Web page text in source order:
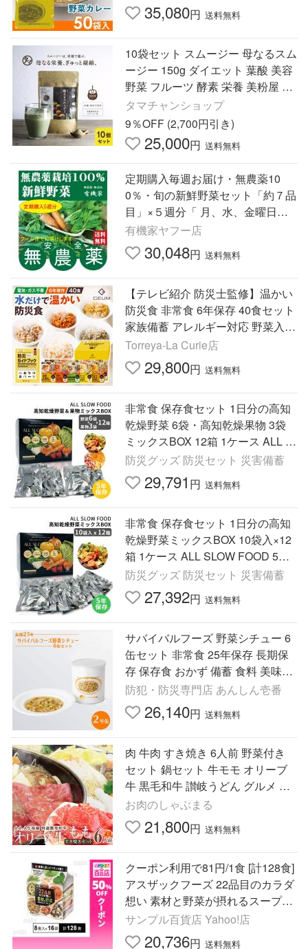
35,080円 送料無料
10袋セット スムージー 母なるスム
ージー 150g ダイエット 葉酸 美容
野菜 フルーツ 酵素 栄養 美粉屋 グ
リーン スムージー 粉末 ドリンク
食品 送料無料
タマチャンショップ
9％OFF (2,700円引き)
25,000円 送料無料
定期購入毎週お届け・無農薬10
0％・旬の新鮮野菜セット「約７品
目」×５週分「 月、水、金曜日発
送」 無農薬野菜
有機家ヤフー店
30,048円 送料無料
【テレビ紹介 防災士監修】温かい
防災食 非常食 6年保存 40食セット
家族備蓄 アレルギー対応 野菜入り
栄養バランス ヒートバッグ 発熱剤
付 長期保存 災害備蓄
Torreya-La Curie店
29,800円 送料無料
非常食 保存食セット 1日分の高知
乾燥野菜 6袋・高知乾燥果物 3袋
ミックスBOX 12箱 1ケース ALL S
LOW FOOD 5年保存 低温乾燥
防災グッズ 防災セット 災害備蓄
29,791 円 送料無料
非常食 保存食セット 1日分の高知
乾燥野菜ミックスBOX 10袋入×12
箱 1ケース ALL SLOW FOOD 5年
保存 ドライ野菜 地震 避難
防災グッズ 防災セット 災害備蓄
27,392円 送料無料
サバイバルフーズ 野菜シチュー 6
缶セット 非常食 25年保存 長期保
存 保存食 おかず 備蓄 食料 美味し
い おすすめ 防災 災害対策
防犯・防災専門店 あんしん壱番
26,140円 送料無料
肉 牛肉 すき焼き 6人前 野菜付き
セット 鍋セット 牛モモ オリーブ
牛 黒毛和牛 讃岐うどん グルメ 食
品 ギフト プレゼント お祝い 爆買
お肉のしゃぶまる
21,800円 送料無料
クーポン利用で81円/1食 [計128食]
アスザックフーズ 22品目のカラダ
想い 素材と野菜が摂れるスープセ
ット 8食入×16袋
サンプル百貨店 Yahoo!店
20,736円 送料無料